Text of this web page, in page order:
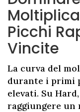
Picchi
Vincite
La curva del
durante i primi
elevati. Su
raggiungere